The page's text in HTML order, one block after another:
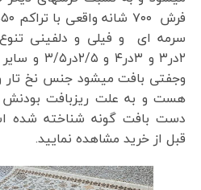
سرمه ای و فیلی و دلفینی
۲در۳ و
وجفتی بافت میشود جنس نخ تار
هست و به علت ریزبافت
دست بافت گونه شناخته شده
قبل از خرید مشاهده نمایید.